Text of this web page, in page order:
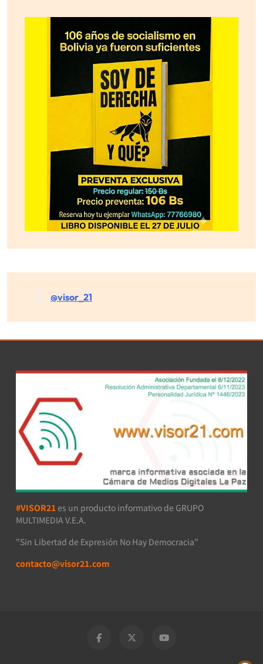
@visor_21
#VISOR21 es un producto informativo de GRUPO
MULTIMEDIA V.E.A.
"Sin Libertad de Expresión No Hay Democracia"
contacto@visor21.com